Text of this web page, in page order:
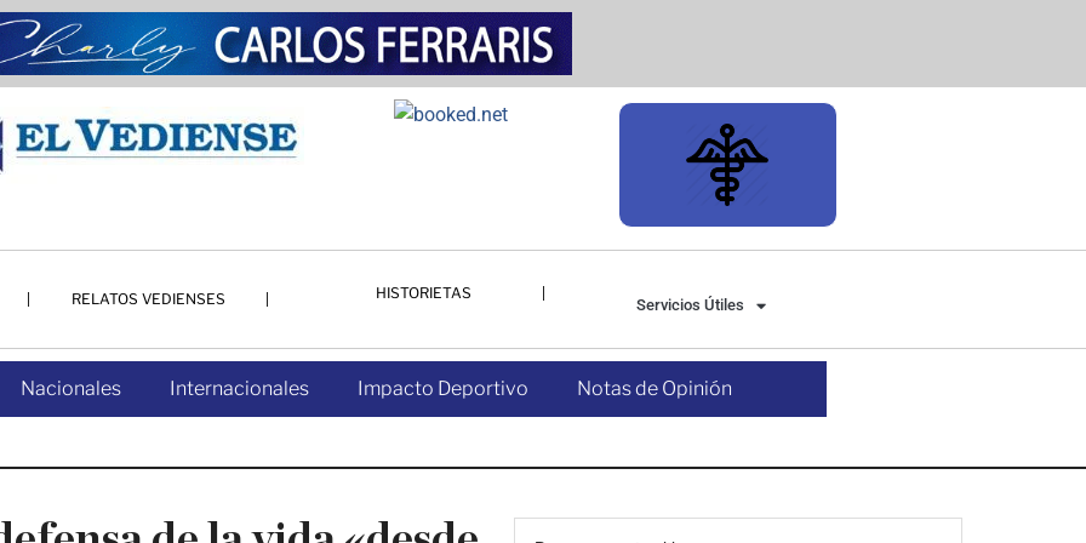
RELATOS VEDIENSES HISTORIETAS
Servicios Útiles
Nacionales Internacionales Impacto Deportivo Notas de Opinión